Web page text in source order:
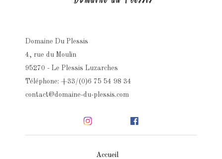
Domaine Du Plessis
4, rue du Moulin
95270 - Le Plessis Luzarches
Téléphone: +33/(0)6 75 54 98 34
contact@domaine-du-plessis.com
Accueil